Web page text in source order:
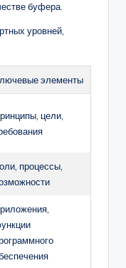
буфера.
уровней,
элементы
цели,
процессы,